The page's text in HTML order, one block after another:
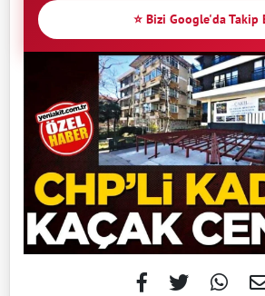
⭐ Bizi Google'da Takip